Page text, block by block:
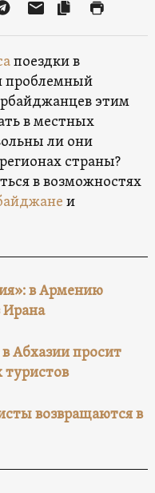
поездки в
проблемный
этим
в местных
ли они
страны?
в возможностях
и
в Армению
Ирана
Абхазии просит
туристов
возвращаются в